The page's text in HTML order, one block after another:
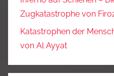
Zugkatastrophe von
Katastrophen der
von Al Ayyat